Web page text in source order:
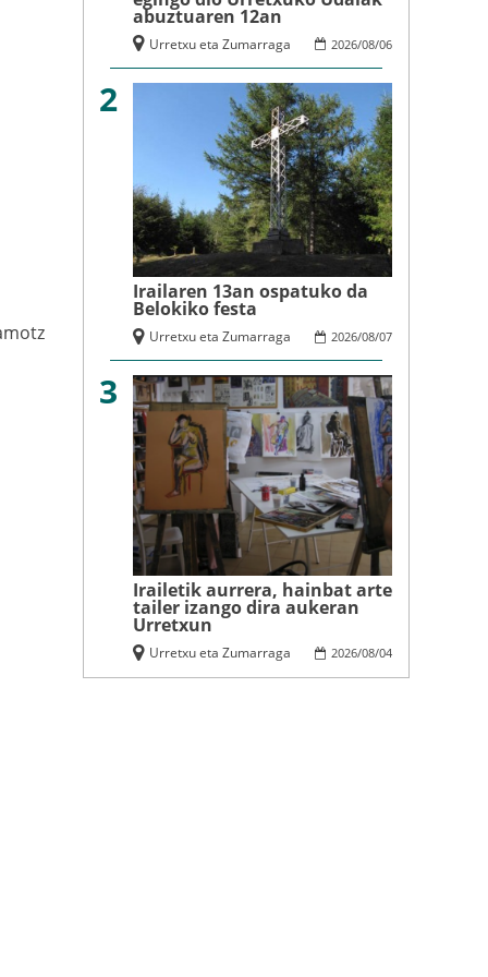
abuztuaren 12an
2026/08/06
Urretxu eta Zumarraga
2
Irailaren 13an ospatuko da
Belokiko festa
2026/08/07
Urretxu eta Zumarraga
3
Irailetik aurrera, hainbat arte
tailer izango dira aukeran
Urretxun
2026/08/04
Urretxu eta Zumarraga